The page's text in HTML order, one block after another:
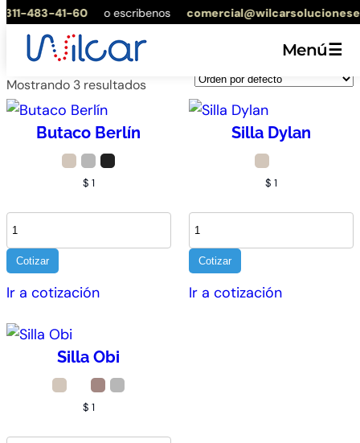
Saltar
contenido
483-41-60 o escribenos
Menú☰
Inicio/ Color (+2 vidrios) del producto / Arena
Arena
Mostrando 3 resultados
Butaco Berlín
$ 1
Cotizar
Ir a cotización
Silla Dylan
$ 1
Cotizar
Ir a cotización
Silla Obi
$ 1